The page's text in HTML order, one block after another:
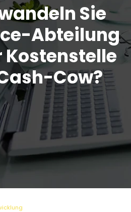
Sie
Abteilung
Kostenstelle
Cow?